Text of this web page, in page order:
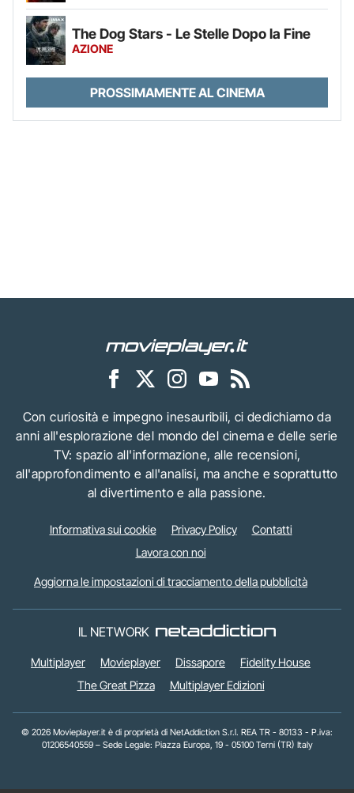
The Dog Stars - Le Stelle Dopo la Fine
AZIONE
PROSSIMAMENTE AL CINEMA
Con curiosità e impegno inesauribili, ci dedichiamo da
anni all'esplorazione del mondo del cinema e delle serie
TV: spazio all'informazione, alle recensioni,
all'approfondimento e all'analisi, ma anche e soprattutto
al divertimento e alla passione.
Informativa sui cookie Privacy Policy
Contatti
Lavora con noi
Aggiorna le impostazioni di tracciamento della pubblicità
IL NETWORK
Multiplayer Movieplayer Dissapore
Fidelity House
The Great Pizza
Multiplayer Edizioni
© 2026 Movieplayer.it è di proprietà di NetAddiction S.r.l. REA TR - 80133 - P.iva:
01206540559 – Sede Legale: Piazza Europa, 19 - 05100 Terni (TR) Italy